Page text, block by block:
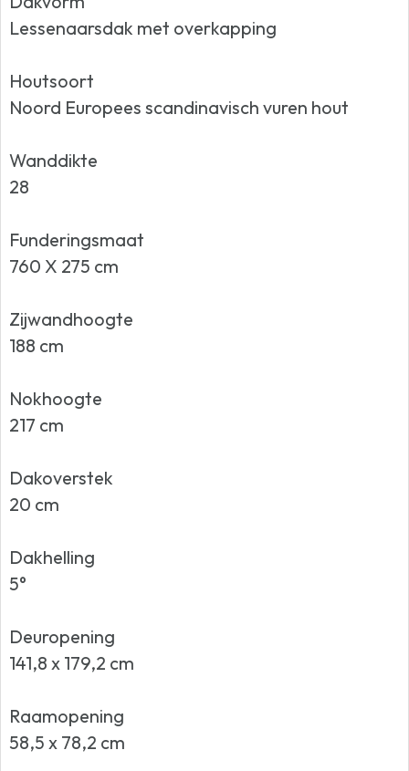
Lessenaarsdak met overkapping
Houtsoort
Noord Europees scandinavisch vuren hout
Wanddikte
28
Funderingsmaat
760 X 275 cm
Zijwandhoogte
188 cm
Nokhoogte
217 cm
Dakoverstek
20 cm
Dakhelling
5°
Deuropening
141,8 x 179,2 cm
Raamopening
58,5 x 78,2 cm